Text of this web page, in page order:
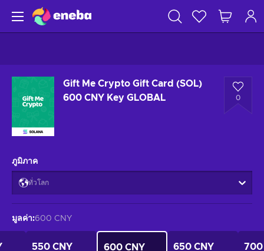
Gift Me Crypto Gift Card (SOL)
600 CNY Key GLOBAL
0
ภูมิภาค
ทั่วโลก
มูลค่า:600 CNY
550 CNY 600 CNY 650 CNY 700